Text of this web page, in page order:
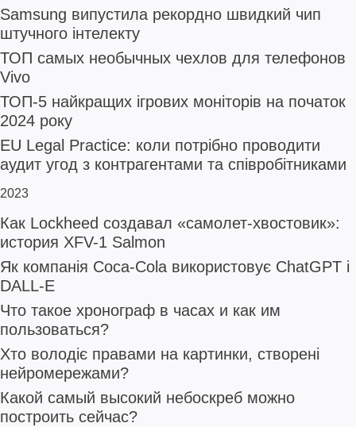
Samsung випустила рекордно швидкий чип
штучного інтелекту
ТОП самых необычных чехлов для телефонов
Vivo
ТОП-5 найкращих ігрових моніторів на початок
2024 року
EU Legal Practice: коли потрібно проводити
аудит угод з контрагентами та співробітниками
2023
Как Lockheed создавал «самолет-хвостовик»:
история XFV-1 Salmon
Як компанія Coca-Cola використовує ChatGPT і
DALL-E
Что такое хронограф в часах и как им
пользоваться?
Хто володіє правами на картинки, створені
нейромережами?
Какой самый высокий небоскреб можно
построить сейчас?